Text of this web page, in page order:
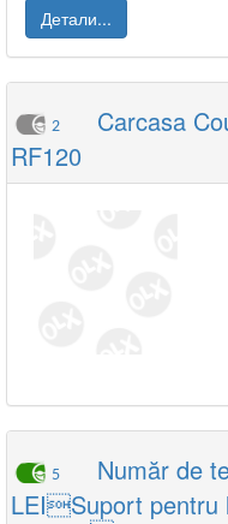
Детали...
2
Carcasa
RF120
5
Număr de
LEISuport pentru